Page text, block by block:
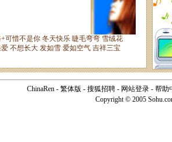
ChinaRen - 繁体版 - 搜狐招聘 - 网站登录 - 帮助
Copyright © 2005